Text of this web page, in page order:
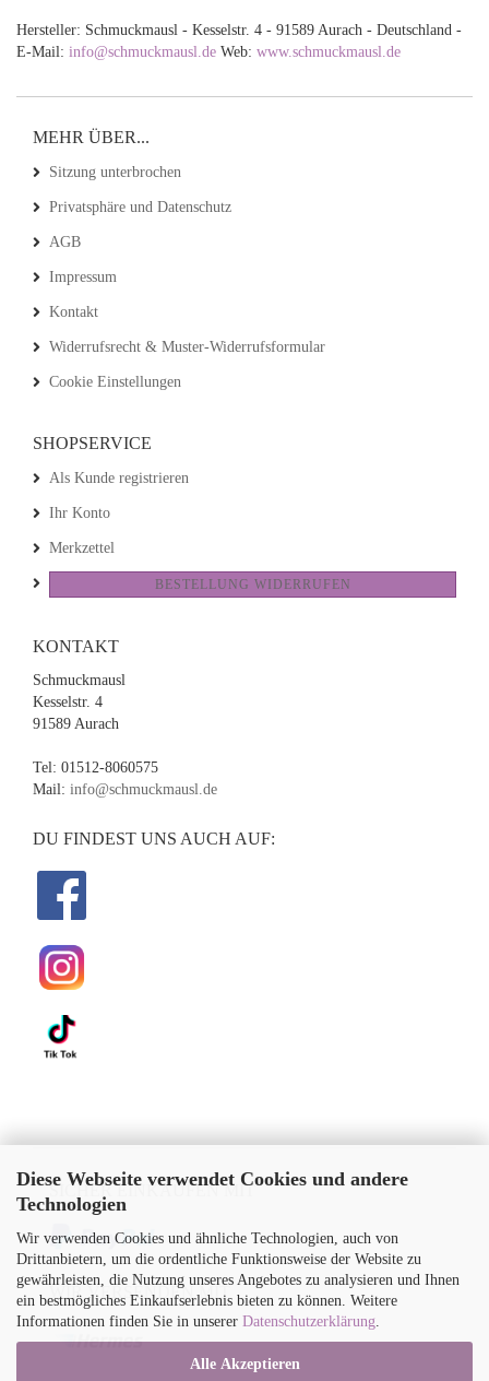
Diese Webseite verwendet Cookies und andere
Technologien
Wir verwenden Cookies und ähnliche Technologien, auch von
Drittanbietern, um die ordentliche Funktionsweise der Website zu
gewährleisten, die Nutzung unseres Angebotes zu analysieren und Ihnen
ein bestmögliches Einkaufserlebnis bieten zu können. Weitere
Informationen finden Sie in unserer Datenschutzerklärung
Alle Akzeptieren
Hersteller: Schmuckmausl - Kesselstr. 4 - 91589 Aurach - Deutschland -
E-Mail: info@schmuckmausl.de Web: www.schmuckmausl.de
MEHR ÜBER...
Sitzung unterbrochen
Privatsphäre und Datenschutz
AGB
Impressum
Kontakt
Widerrufsrecht & Muster-Widerrufsformular
Cookie Einstellungen
SHOPSERVICE
Als Kunde registrieren
Ihr Konto
Merkzettel
BESTELLUNG WIDERRUFEN
KONTAKT
Schmuckmausl
Kesselstr. 4
91589 Aurach
Tel: 01512-8060575
Mail: info@schmuckmausl.de
DU FINDEST UNS AUCH AUF:
SICHER EINKAUFEN MIT
WIR VERSENDEN MIT